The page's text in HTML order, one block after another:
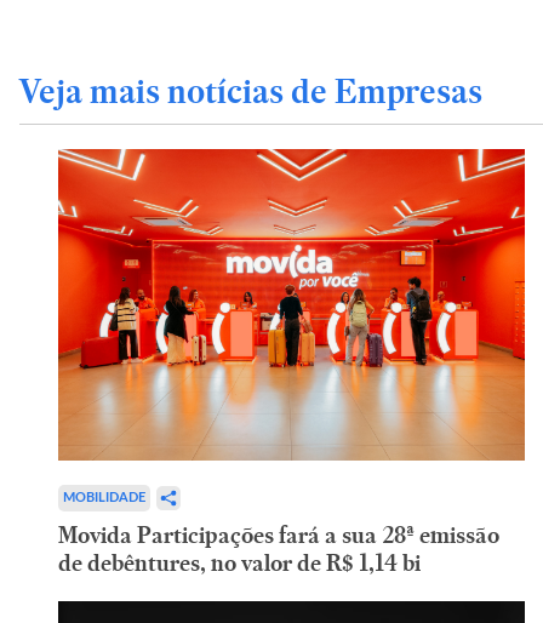
Veja mais notícias de Empresas
MOBILIDADE
Movida Participações fará a sua 28ª emissão
de debêntures, no valor de R$ 1,14 bi